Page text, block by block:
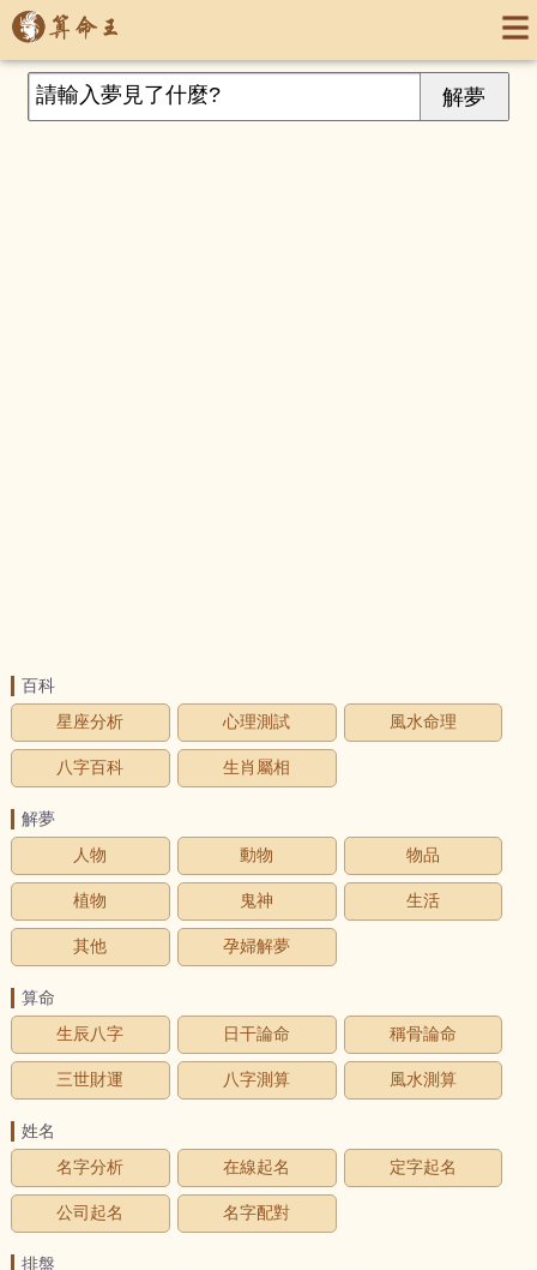
百科
星座分析
心理測試 風水命理
八字百科 生肖屬相
解夢
人物
動物 物品
植物 鬼神 生活
其他 孕婦解夢
算命
生辰八字
日干論命 稱骨論命
三世財運 八字測算 風水測算
姓名
名字分析
在線起名 定字起名
公司起名 名字配對
排盤